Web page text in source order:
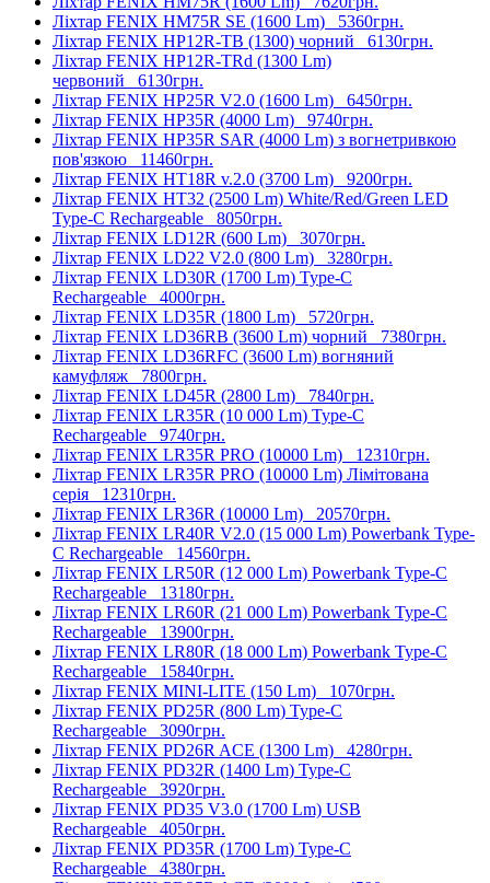
Ліхтар FENIX HM75R SE (1600 Lm) 5360грн.
Ліхтар FENIX HP12R-TB (1300) чорний 6130грн.
Ліхтар FENIX HP12R-TRd (1300 Lm)
червоний 6130грн.
Ліхтар FENIX HP25R V2.0 (1600 Lm) 6450грн.
Ліхтар FENIX HP35R (4000 Lm) 9740грн.
Ліхтар FENIX HP35R SAR (4000 Lm) з вогнетривкою
пов'язкою 11460грн.
Ліхтар FENIX HT18R v.2.0 (3700 Lm) 9200грн.
Ліхтар FENIX HT32 (2500 Lm) White/Red/Green LED
Type-C Rechargeable 8050грн.
Ліхтар FENIX LD12R (600 Lm) 3070грн.
Ліхтар FENIX LD22 V2.0 (800 Lm) 3280грн.
Ліхтар FENIX LD30R (1700 Lm) Type-C
Rechargeable 4000грн.
Ліхтар FENIX LD35R (1800 Lm) 5720грн.
Ліхтар FENIX LD36RB (3600 Lm) чорний 7380грн.
Ліхтар FENIX LD36RFC (3600 Lm) вогняний
камуфляж 7800грн.
Ліхтар FENIX LD45R (2800 Lm) 7840грн.
Ліхтар FENIX LR35R (10 000 Lm) Type-C
Rechargeable 9740грн.
Ліхтар FENIX LR35R PRO (10000 Lm) 12310грн.
Ліхтар FENIX LR35R PRO (10000 Lm) Лімітована
серія 12310грн.
Ліхтар FENIX LR36R (10000 Lm) 20570грн.
Ліхтар FENIX LR40R V2.0 (15 000 Lm) Powerbank Type-
C Rechargeable 14560грн.
Ліхтар FENIX LR50R (12 000 Lm) Powerbank Type-C
Rechargeable 13180грн.
Ліхтар FENIX LR60R (21 000 Lm) Powerbank Type-C
Rechargeable 13900грн.
Ліхтар FENIX LR80R (18 000 Lm) Powerbank Type-C
Rechargeable 15840грн.
Ліхтар FENIX MINI-LITE (150 Lm) 1070грн.
Ліхтар FENIX PD25R (800 Lm) Type-C
Rechargeable 3090грн.
Ліхтар FENIX PD26R ACE (1300 Lm) 4280грн.
Ліхтар FENIX PD32R (1400 Lm) Type-C
Rechargeable 3920грн.
Ліхтар FENIX PD35 V3.0 (1700 Lm) USB
Rechargeable 4050грн.
Ліхтар FENIX PD35R (1700 Lm) Type-C
Rechargeable 4380грн.